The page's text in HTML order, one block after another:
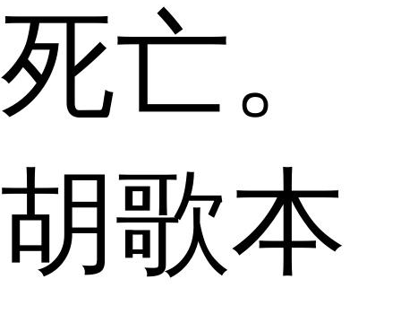
死亡。
胡歌本